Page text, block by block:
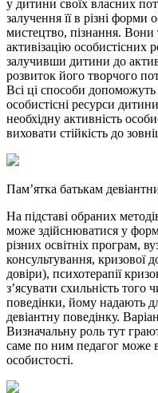
у дитини своїх власних
залучення її в різні форми
мистецтво, пізнання. Вони
активізацію
залучивши дитини до
розвиток його творчого
Всі ці способи допоможуть
особистісні ресурси
необхідну активність
виховати стійкість до
Пам’ятка батькам
На підставі обраних
може здійснюватися у
різних освітніх програм,
консультування, кризової
довіри), психотерапії
з’ясувати схильність того
поведінки, йому надають
девіантну поведінку.
Визначальну роль тут
саме по ним педагог може
особистості.